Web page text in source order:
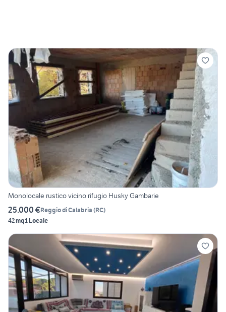
Monolocale rustico vicino rifugio Husky Gambarie
25.000 €Reggio di Calabria (RC)
42 mq1 Locale